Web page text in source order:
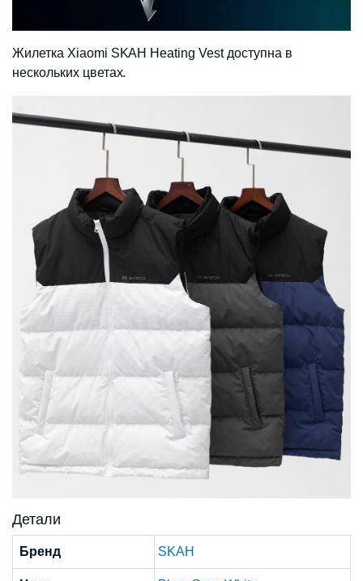
Жилетка Xiaomi SKAH Heating Vest доступна в
нескольких цветах.
Детали
Бренд SKAH